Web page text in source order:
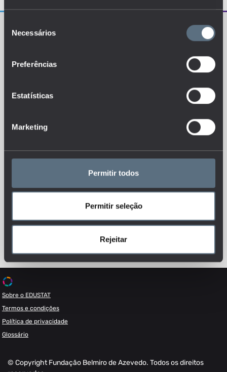
Necessários
Preferências
Estatísticas
Marketing
Permitir todos
Permitir seleção
Rejeitar
conhecimento da situação atual, tendências de
Esteja sempre a par das novidades, siga-nos nas redes sociais.
Sobre o EDUSTAT
Termos e condições
Política de privacidade
Glossário
© Copyright Fundação Belmiro de Azevedo. Todos os direitos